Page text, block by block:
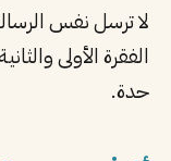
لا ترسل نفس
الفقرة الأولى
حدة.